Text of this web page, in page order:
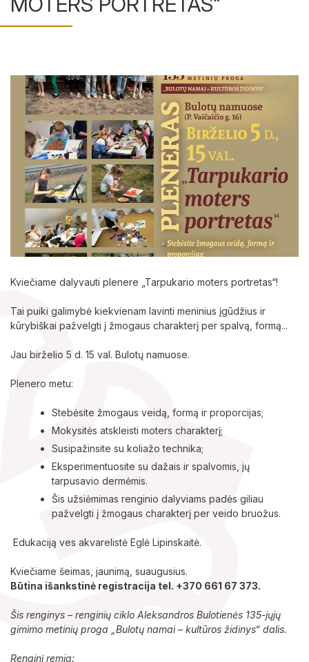
Ekspozicijos
Straipsniai
Lankytojams
Apie mus
Ekspozicijos
Edukaciniai užsiėmimai
Kviečiame dalyvauti plenere „Tarpukario moters portretas“!
Tai puiki galimybė kiekvienam lavinti meninius įgūdžius ir
kūrybiškai pažvelgti į žmogaus charakterį per spalvą, formą...
Jau birželio 5 d. 15 val. Bulotų namuose.
Plenero metu:
Stebėsite žmogaus veidą, formą ir proporcijas;
Mokysitės atskleisti moters charakterį;
Susipažinsite su koliažo technika;
Eksperimentuosite su dažais ir spalvomis, jų
tarpusavio dermėmis.
Šis užsiėmimas renginio dalyviams padės giliau
pažvelgti į žmogaus charakterį per veido bruožus.
Edukaciją ves akvarelistė Eglė Lipinskaitė.
Kviečiame šeimas, jaunimą, suaugusius.
Būtina išankstinė registracija tel. +370 661 67 373.
Šis renginys – renginių ciklo Aleksandros Bulotienės 135-jųjų
gimimo metinių proga „Bulotų namai – kultūros židinys“ dalis.
Renginį remia: